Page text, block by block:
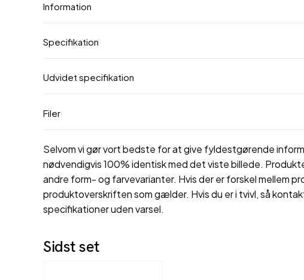
Information
Specifikation
Udvidet specifikation
Filer
Selvom vi gør vort bedste for at give fyldestgørende
nødvendigvis 100% identisk med det viste billede.
andre form- og farvevarianter. Hvis der er forskel mellem
produktoverskriften som gælder. Hvis du er i tvivl, så
specifikationer uden varsel.
Sidst set